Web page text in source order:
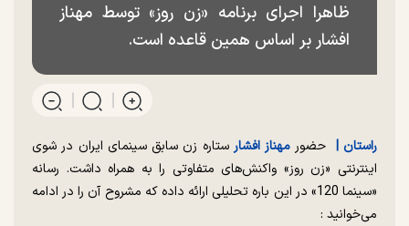
ظاهرا اجرای برنامه «زن روز» توسط مهناز
افشار بر اساس همین قاعده است.
راستان | حضور مهناز افشار ستاره زن سابق سینمای ایران در شوی
اینترنتی «زن روز» واکنش‌های متفاوتی را به همراه داشت. رسانه
«سینما 120» در این باره تحلیلی ارائه داده که مشروح آن را در ادامه
می‌خوانید :